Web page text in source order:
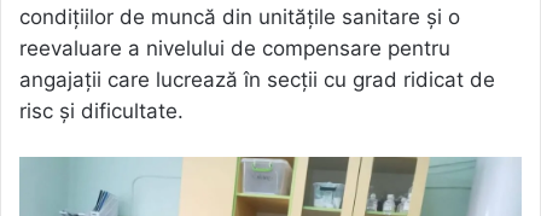
condițiilor de muncă din unitățile sanitare și o
reevaluare a nivelului de compensare pentru
angajații care lucrează în secții cu grad ridicat de
risc și dificultate.